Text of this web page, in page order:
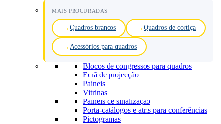
MAIS PROCURADAS
Quadros brancos Quadros de cortiça
Acessórios para quadros
Blocos de congressos para quadros
Ecrã de projecção
Paineis
Vitrinas
Paineis de sinalização
Porta-catálogos e atris para conferências
Pictogramas